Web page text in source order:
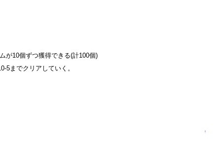
が10個ずつ獲得できる(計100個)
5までクリアしていく。
↑